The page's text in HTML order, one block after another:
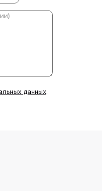
данных.